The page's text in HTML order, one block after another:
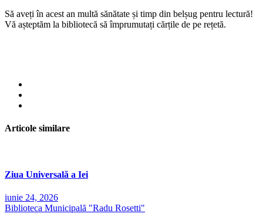
Să aveți în acest an multă sănătate și timp din belșug pentru lectură!
Vă așteptăm la bibliotecă să împrumutați cărțile de pe rețetă.
Articole similare
Ziua Universală a Iei
iunie 24, 2026
Biblioteca Municipală "Radu Rosetti"